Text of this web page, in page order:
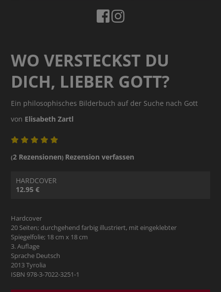
WO VERSTECKST DU
DICH, LIEBER GOTT?
Ein philosophisches Bilderbuch auf der Suche nach Gott
von Elisabeth Zartl
(2 Rezensionen) Rezension verfassen
HARDCOVER
12.95 €
Hardcover
20 Seiten; durchgehend farbig illustriert, mit eingeklebter
Spiegelfolie; 18 cm x 18 cm
3. Auflage
Sprache Deutsch
2013 Tyrolia
ISBN 978-3-7022-3251-1